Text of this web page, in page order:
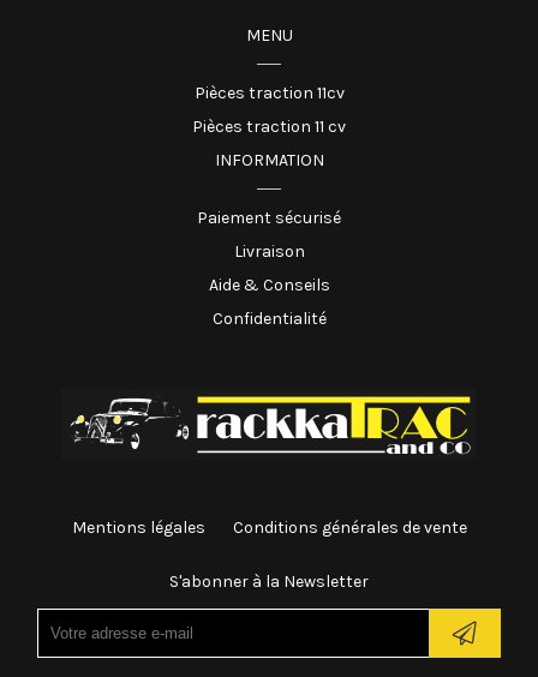
MENU
Pièces traction 11cv
Pièces traction 11 cv
INFORMATION
Paiement sécurisé
Livraison
Aide & Conseils
Confidentialité
Mentions légales Conditions générales de vente
S'abonner à la Newsletter